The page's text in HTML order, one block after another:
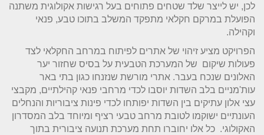
לכן, יש לייצר שלד שטחים פתוחים בעל רגישות אקולוגית משתנה
הפועלת במרקם חקלאי מתפקד המשלב בתוכו טבע, פנאי
וקהילה.
הפרויקט מציע זיהוי של אתרים לפיתוח במרחב החקלאי לצד
פעולות שיקום של המערכת הטבעית על בסיס שחזור יער
האלונים שנכח בעבר. אתרי מורשת שנזנחו כגון בתי באר
עות'מניים בלב השדות יוסבו לכדי מרחבי פנאי קהילתיים, מקבצי
עצי אלון עתיקים בין השדות יפותחו לכדי פינות ציבוריות והנחלים
העונתיים ישוקמו לטובת מרחב טבעי רציף ומיוחד בלב המסדרון
האקולוגי. כל אלו יחוברו תחת מערכת תנועה ציבורית בתוך